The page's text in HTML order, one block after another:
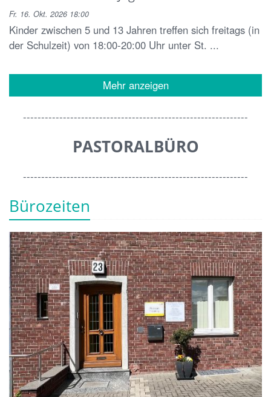
Fr. 16. Okt. 2026 18:00
Kinder zwischen 5 und 13 Jahren treffen sich freitags (in
der Schulzeit) von 18:00-20:00 Uhr unter St. ...
Mehr anzeigen
--------------------------------------------------------------
PASTORALBÜRO
--------------------------------------------------------------
Bürozeiten